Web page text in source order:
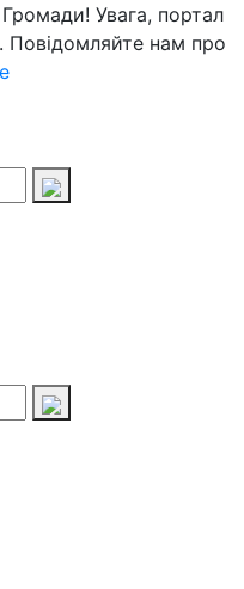
Увага, портал
нам про